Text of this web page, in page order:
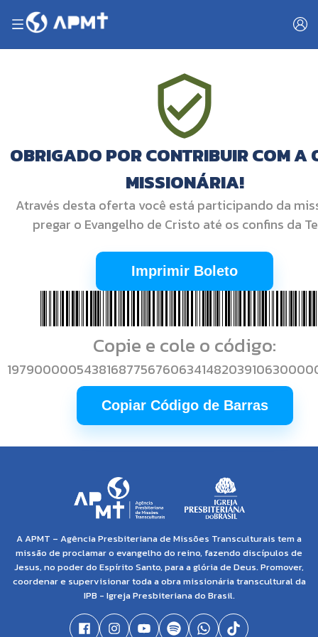
OBRIGADO POR CONTRIBUIR COM A
MISSIONÁRIA!
Através desta oferta você está participando da
pregar o Evangelho de Cristo até os confins da
Imprimir Boleto
Copie e cole o código:
Copiar Código de Barras
A APMT – Agência Presbiteriana de Missões Transculturais tem a
missão de proclamar o evangelho do reino, fazendo discípulos de
Jesus, no poder do Espírito Santo, para a glória de Deus. Promover,
coordenar e supervisionar toda a obra missionária transcultural da
IPB - Igreja Presbiteriana do Brasil.